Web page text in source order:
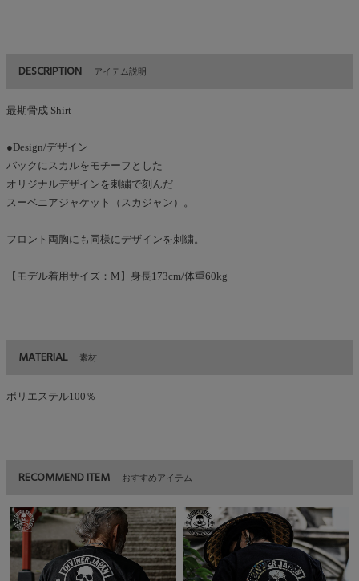
DESCRIPTION アイテム説明
最期骨成 Shirt
●Design/デザイン
バックにスカルをモチーフとした
オリジナルデザインを刺繍で刻んだ
スーベニアジャケット（スカジャン）。
フロント両胸にも同様にデザインを刺繍。
【モデル着用サイズ：M】身長173cm/体重60kg
MATERIAL 素材
ポリエステル100％
RECOMMEND ITEM おすすめアイテム